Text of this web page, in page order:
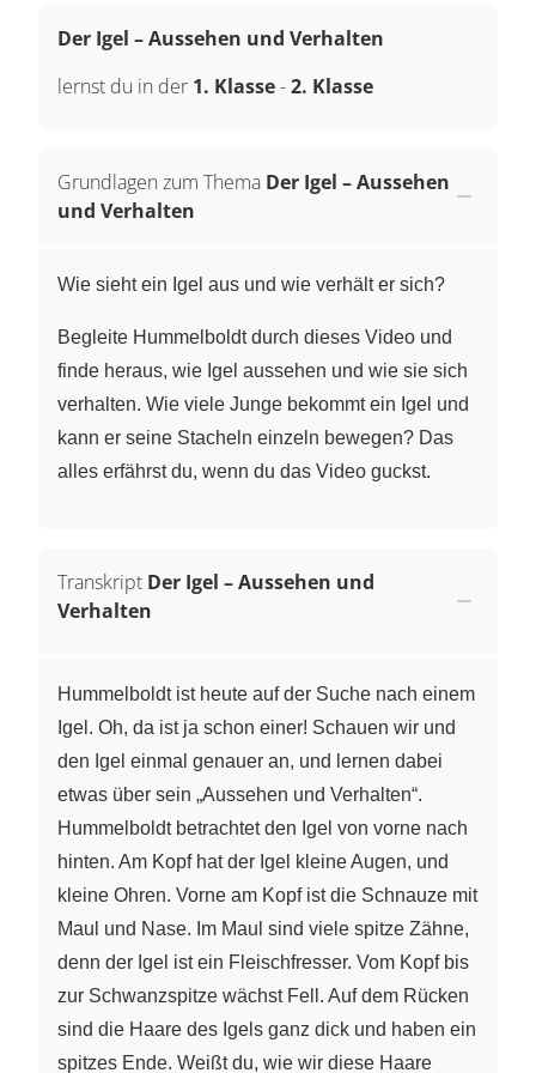
Der Igel – Aussehen und Verhalten
lernst du in der 1. Klasse-2. Klasse
Grundlagen zum Thema Der Igel – Aussehen
und Verhalten
Wie sieht ein Igel aus und wie verhält er sich?
Begleite Hummelboldt durch dieses Video und
finde heraus, wie Igel aussehen und wie sie sich
verhalten. Wie viele Junge bekommt ein Igel und
kann er seine Stacheln einzeln bewegen? Das
alles erfährst du, wenn du das Video guckst.
Transkript Der Igel – Aussehen und
Verhalten
Hummelboldt ist heute auf der Suche nach einem
Igel. Oh, da ist ja schon einer! Schauen wir und
den Igel einmal genauer an, und lernen dabei
etwas über sein „Aussehen und Verhalten“.
Hummelboldt betrachtet den Igel von vorne nach
hinten. Am Kopf hat der Igel kleine Augen, und
kleine Ohren. Vorne am Kopf ist die Schnauze mit
Maul und Nase. Im Maul sind viele spitze Zähne,
denn der Igel ist ein Fleischfresser. Vom Kopf bis
zur Schwanzspitze wächst Fell. Auf dem Rücken
sind die Haare des Igels ganz dick und haben ein
spitzes Ende. Weißt du, wie wir diese Haare